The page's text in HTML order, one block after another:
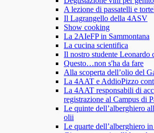
A lezione di passatelli e
Il Lagrangello della 4ASV
Show cooking
La 2AIeFP in Sammontana
La cucina scientifica
Il nostro studente Leonardo
Questo…non s'ha da fare
Alla scoperta dell’olio del
La 4AAT e AddioPizzo
La 4AAT responsabili di
registrazione al Campus di
Le quinte dell’alberghiero
olii
Le quarte dell’alberghiero